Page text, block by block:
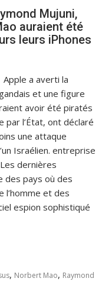
Mujuni,
auraient été
leurs iPhones
Apple a averti la
et une figure
avoir été piratés
par l’État, ont déclaré
une attaque
Israélien. entreprise
dernières
des pays où des
l’homme et des
espion sophistiqué
, Norbert Mao, Raymond